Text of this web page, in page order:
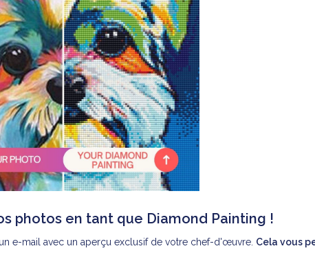
photos en tant que Diamond Painting !
e-mail avec un aperçu exclusif de votre chef-d'œuvre. Cela vous